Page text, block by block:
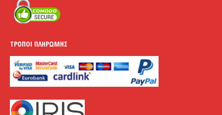
ΤΡΌΠΟΙ ΠΛΗΡΩΜΉΣ